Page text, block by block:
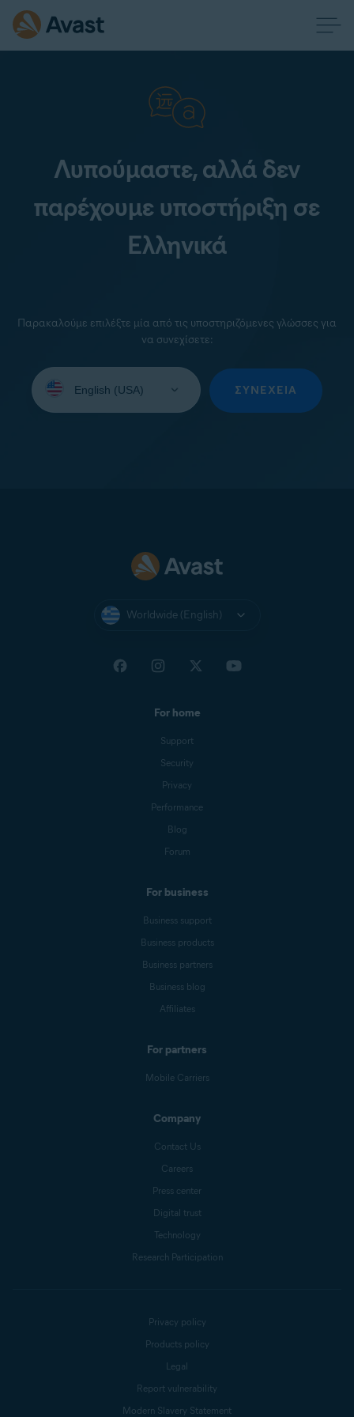
Λυπούμαστε, αλλά δεν
παρέχουμε υποστήριξη σε
Ελληνικά
Παρακαλούμε επιλέξτε μία από τις υποστηριζόμενες γλώσσες για
να συνεχίσετε:
your
ΣΥΝΈΧΕΙΑ
Worldwide (English)
For home
Support
Security
Privacy
Performance
Blog
Forum
For business
Business support
Business products
Business partners
Business blog
Affiliates
For partners
Mobile Carriers
Company
Contact Us
Careers
Press center
Digital trust
Technology
Research Participation
Privacy policy
Products policy
Legal
Report vulnerability
Modern Slavery Statement